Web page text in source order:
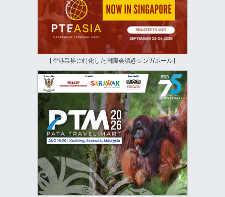
【空港業界に特化した国際会議@シンガポール】